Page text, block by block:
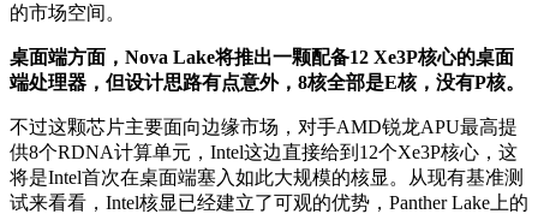
的市场空间。
桌面端方面，Nova Lake将推出一颗配备12 Xe3P核心的桌面
端处理器，但设计思路有点意外，8核全部是E核，没有P核。
不过这颗芯片主要面向边缘市场，对手AMD锐龙APU最高提
供8个RDNA计算单元，Intel这边直接给到12个Xe3P核心，这
将是Intel首次在桌面端塞入如此大规模的核显。从现有基准测
试来看看，Intel核显已经建立了可观的优势，Panther Lake上的